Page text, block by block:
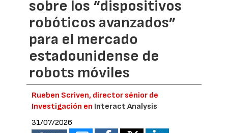
sobre los “dispositivos
robóticos avanzados”
para el mercado
estadounidense de
robots móviles
Rueben Scriven, director sénior de
Investigación en Interact Analysis
31/07/2026